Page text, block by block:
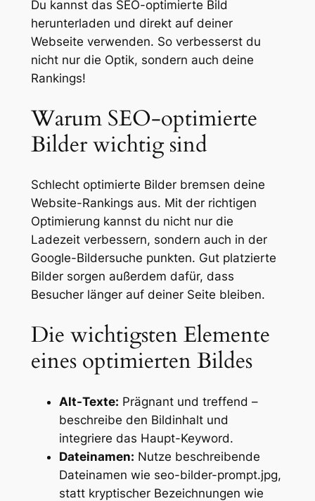
Du kannst das SEO-optimierte Bild
herunterladen und direkt auf deiner
Webseite verwenden. So verbesserst du
nicht nur die Optik, sondern auch deine
Rankings!
Warum SEO-optimierte
Bilder wichtig sind
Schlecht optimierte Bilder bremsen deine
Website-Rankings aus. Mit der richtigen
Optimierung kannst du nicht nur die
Ladezeit verbessern, sondern auch in der
Google-Bildersuche punkten. Gut platzierte
Bilder sorgen außerdem dafür, dass
Besucher länger auf deiner Seite bleiben.
Die wichtigsten Elemente
eines optimierten Bildes
Alt-Texte: Prägnant und treffend –
beschreibe den Bildinhalt und
integriere das Haupt-Keyword.
Dateinamen: Nutze beschreibende
Dateinamen wie seo-bilder-prompt.jpg,
statt kryptischer Bezeichnungen wie